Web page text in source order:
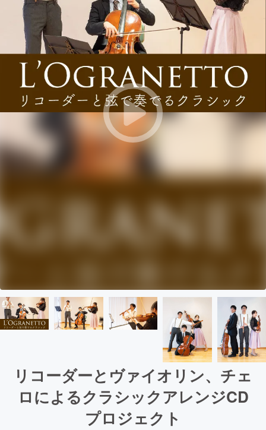
リコーダーとヴァイオリン、チェ
ロによるクラシックアレンジCD
プロジェクト